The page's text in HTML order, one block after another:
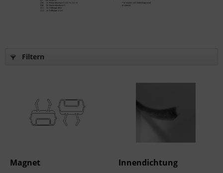
Filtern
Magnet Innendichtung